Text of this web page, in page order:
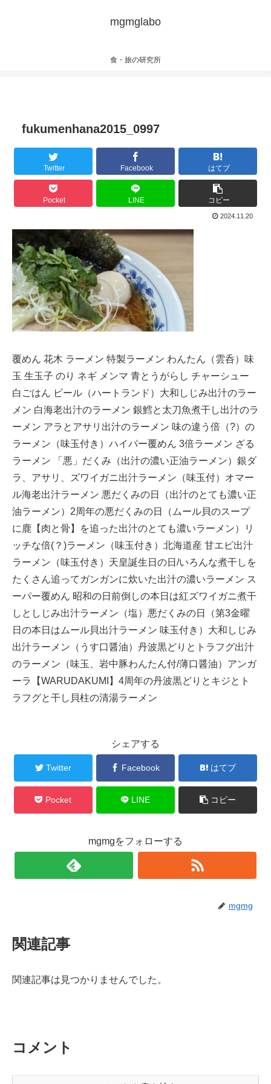
mgmglabo
食・旅の研究所
fukumenhana2015_0997
Twitter Facebook はてブ
Pocket LINE コピー
2024.11.20
覆めん 花木 ラーメン 特製ラーメン わんたん（雲呑）味
玉 生玉子 のり ネギ メンマ 青とうがらし チャーシュー
白ごはん ビール（ハートランド）大和しじみ出汁のラー
メン 白海老出汁のラーメン 銀鱈と太刀魚煮干し出汁のラ
ーメン アラとアサリ出汁のラーメン 味の違う倍（?）の
ラーメン（味玉付き）ハイパー覆めん 3倍ラーメン ざる
ラーメン 「悪」だくみ（出汁の濃い正油ラーメン）銀ダ
ラ、アサリ、ズワイガニ出汁ラーメン（味玉付）オマー
ル海老出汁ラーメン 悪だくみの日（出汁のとても濃い正
油ラーメン）2周年の悪だくみの日（ムール貝のスープ
に鹿【肉と骨】を追った出汁のとても濃いラーメン）リ
ッチな倍(？)ラーメン（味玉付き）北海道産 甘エビ出汁
ラーメン（味玉付き）天皇誕生日の日/いろんな煮干しを
たくさん追ってガンガンに炊いた出汁の濃いラーメン ス
ーパー覆めん 昭和の日前倒しの本日は紅ズワイガニ煮干
しとしじみ出汁ラーメン（塩）悪だくみの日（第3金曜
日の本日はムール貝出汁ラーメン 味玉付き）大和しじみ
出汁ラーメン（うす口醤油）丹波黒どりとトラフグ出汁
のラーメン（味玉、岩中豚わんたん付/薄口醤油）アンガ
ーラ【WARUDAKUMI】4周年の丹波黒どりとキジとト
ラフグと干し貝柱の清湯ラーメン
シェアする
Twitter Facebook はてブ
Pocket LINE コピー
mgmgをフォローする
mgmg
関連記事
関連記事は見つかりませんでした。
コメント